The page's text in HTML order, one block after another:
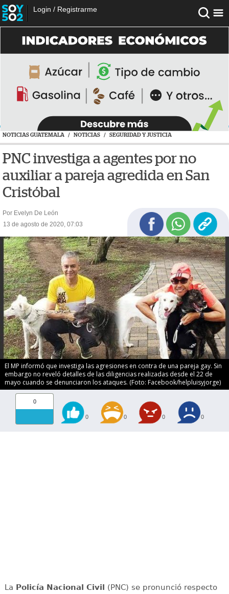
Login / Registrarme
NOTICIAS GUATEMALA / NOTICIAS / SEGURIDAD Y JUSTICIA
PNC investiga a agentes por no
auxiliar a pareja agredida en San
Cristóbal
Por Evelyn De León
13 de agosto de 2020, 07:03
El MP informó que investiga las agresiones en contra de una pareja gay. Sin
embargo no reveló detalles de las diligencias realizadas desde el 22 de
mayo cuando se denunciaron los ataques. (Foto: Facebook/helpluisyjorge)
0
0 0 0 0
La Policía Nacional Civil (PNC) se pronunció respecto